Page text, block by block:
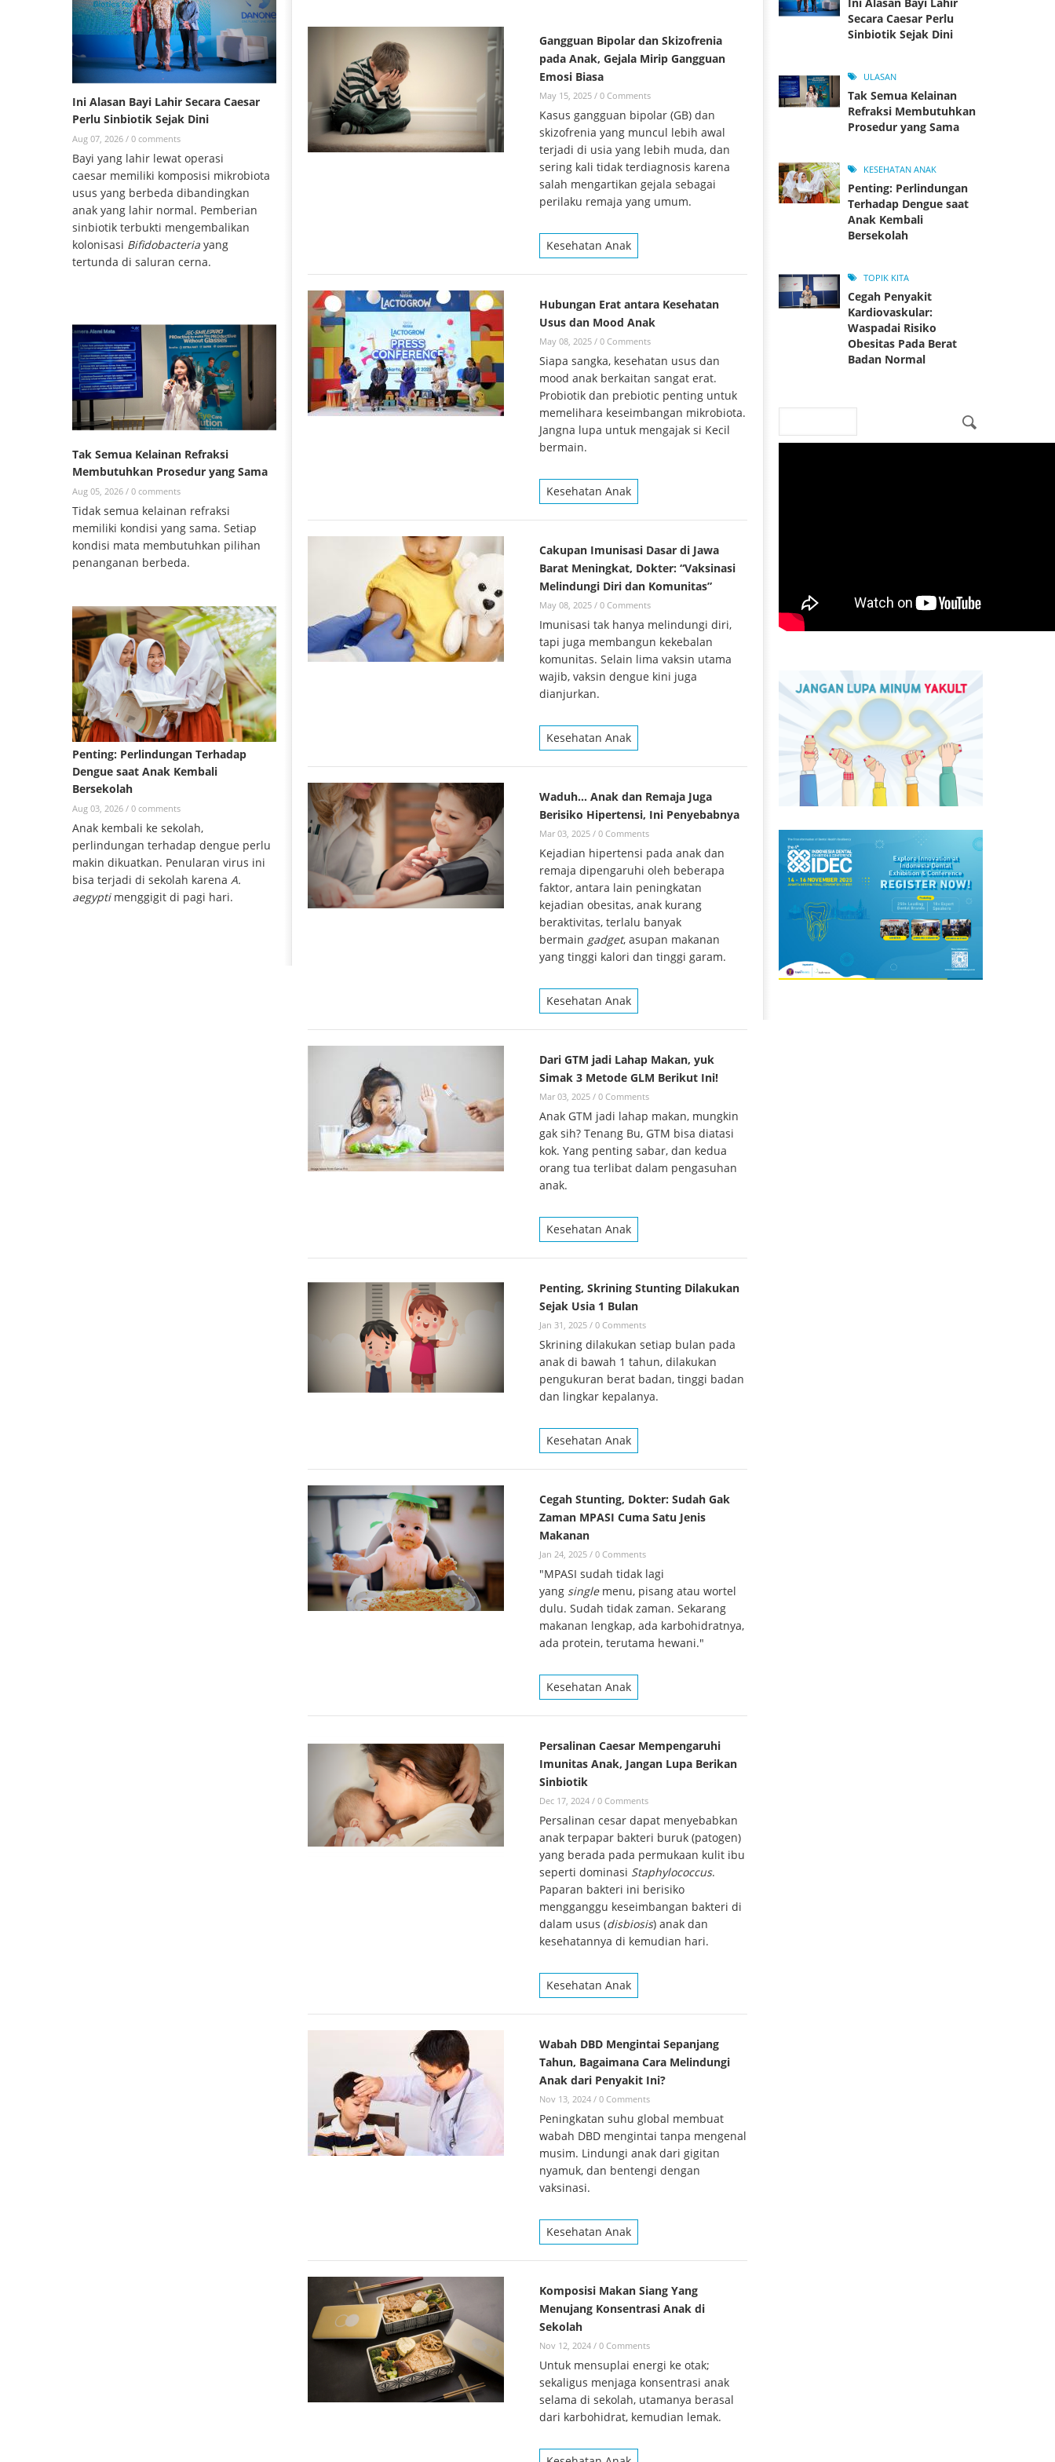
Gangguan Bipolar dan Skizofrenia
pada Anak, Gejala Mirip Gangguan
Emosi Biasa
May 15, 2025 / 0 Comments
Kasus gangguan bipolar (GB) dan
skizofrenia yang muncul lebih awal
terjadi di usia yang lebih muda, dan
sering kali tidak terdiagnosis karena
salah mengartikan gejala sebagai
perilaku remaja yang umum.
Kesehatan Anak
Hubungan Erat antara Kesehatan
Usus dan Mood Anak
May 08, 2025 / 0 Comments
Siapa sangka, kesehatan usus dan
mood anak berkaitan sangat erat.
Probiotik dan prebiotic penting untuk
memelihara keseimbangan mikrobiota.
Jangna lupa untuk mengajak si Kecil
bermain.
Kesehatan Anak
Cakupan Imunisasi Dasar di Jawa
Barat Meningkat, Dokter: “Vaksinasi
Melindungi Diri dan Komunitas”
May 08, 2025 / 0 Comments
Imunisasi tak hanya melindungi diri,
tapi juga membangun kekebalan
komunitas. Selain lima vaksin utama
wajib, vaksin dengue kini juga
dianjurkan.
Kesehatan Anak
Waduh… Anak dan Remaja Juga
Berisiko Hipertensi, Ini Penyebabnya
Mar 03, 2025 / 0 Comments
Kejadian hipertensi pada anak dan
remaja dipengaruhi oleh beberapa
faktor, antara lain peningkatan
kejadian obesitas, anak kurang
beraktivitas, terlalu banyak
bermain gadget, asupan makanan
yang tinggi kalori dan tinggi garam.
Kesehatan Anak
Dari GTM jadi Lahap Makan, yuk
Simak 3 Metode GLM Berikut Ini!
Mar 03, 2025 / 0 Comments
Anak GTM jadi lahap makan, mungkin
gak sih? Tenang Bu, GTM bisa diatasi
kok. Yang penting sabar, dan kedua
orang tua terlibat dalam pengasuhan
anak.
Kesehatan Anak
Penting, Skrining Stunting Dilakukan
Sejak Usia 1 Bulan
Jan 31, 2025 / 0 Comments
Skrining dilakukan setiap bulan pada
anak di bawah 1 tahun, dilakukan
pengukuran berat badan, tinggi badan
dan lingkar kepalanya.
Kesehatan Anak
Cegah Stunting, Dokter: Sudah Gak
Zaman MPASI Cuma Satu Jenis
Makanan
Jan 24, 2025 / 0 Comments
"MPASI sudah tidak lagi
yang singlemenu, pisang atau wortel
dulu. Sudah tidak zaman. Sekarang
makanan lengkap, ada karbohidratnya,
ada protein, terutama hewani."
Kesehatan Anak
Persalinan Caesar Mempengaruhi
Imunitas Anak, Jangan Lupa Berikan
Sinbiotik
Dec 17, 2024 / 0 Comments
Persalinan cesar dapat menyebabkan
anak terpapar bakteri buruk (patogen)
yang berada pada permukaan kulit ibu
seperti dominasi Staphylococcus.
Paparan bakteri ini berisiko
mengganggu keseimbangan bakteri di
dalam usus (disbiosis) anak dan
kesehatannya di kemudian hari.
Kesehatan Anak
Wabah DBD Mengintai Sepanjang
Tahun, Bagaimana Cara Melindungi
Anak dari Penyakit Ini?
Nov 13, 2024 / 0 Comments
Peningkatan suhu global membuat
wabah DBD mengintai tanpa mengenal
musim. Lindungi anak dari gigitan
nyamuk, dan bentengi dengan
vaksinasi.
Kesehatan Anak
Komposisi Makan Siang Yang
Menujang Konsentrasi Anak di
Sekolah
Nov 12, 2024 / 0 Comments
Untuk mensuplai energi ke otak;
sekaligus menjaga konsentrasi anak
selama di sekolah, utamanya berasal
dari karbohidrat, kemudian lemak.
Ini Alasan Bayi Lahir Secara Caesar
Perlu Sinbiotik Sejak Dini
Aug 07, 2026 / 0 comments
Bayi yang lahir lewat operasi
caesar memiliki komposisi mikrobiota
usus yang berbeda dibandingkan
anak yang lahir normal. Pemberian
sinbiotik terbukti mengembalikan
kolonisasi Bifidobacteria yang
tertunda di saluran cerna.
Tak Semua Kelainan Refraksi
Membutuhkan Prosedur yang Sama
Aug 05, 2026 / 0 comments
Tidak semua kelainan refraksi
memiliki kondisi yang sama. Setiap
kondisi mata membutuhkan pilihan
penanganan berbeda.
Penting: Perlindungan Terhadap
Dengue saat Anak Kembali
Bersekolah
Aug 03, 2026 / 0 comments
Anak kembali ke sekolah,
perlindungan terhadap dengue perlu
makin dikuatkan. Penularan virus ini
bisa terjadi di sekolah karena A.
aegyptimenggigit di pagi hari.
Secara Caesar Perlu
Sinbiotik Sejak Dini
ULASAN
Tak Semua Kelainan
Refraksi Membutuhkan
Prosedur yang Sama
KESEHATAN ANAK
Penting: Perlindungan
Terhadap Dengue saat
Anak Kembali
Bersekolah
TOPIK KITA
Cegah Penyakit
Kardiovaskular:
Waspadai Risiko
Obesitas Pada Berat
Badan Normal